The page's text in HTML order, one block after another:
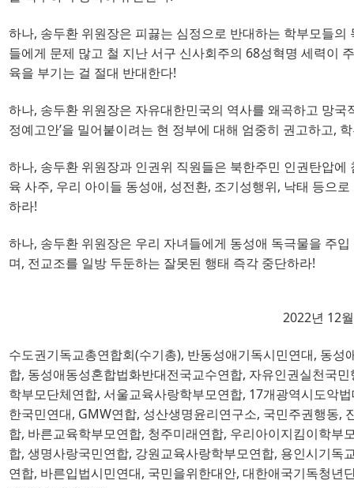
하나, 송두환 위원장은 피끓는 심정으로 반대하는 학부모들의
들에게 문제 많고 철 지난 서구 신사회주의 68성혁명 세력이
육을 부기는 걸 절대 반대한다!
하나, 송두환 위원장은 자유대한민국의 역사를 왜곡하고 망
정예고안’을 밀어붙이려는 현 정부에 대해 엄중히 권고하고,
하나, 송두환 위원장과 인권위 직원들은 북한주민 인권탄압
육 사주, 우리 아이들 동성애, 성전환, 조기성행위, 낙태 등으
하라!
하나, 송두환 위원장은 우리 자녀들에게 동성애 독극물을 주
며, 전교조를 일방 두둔하는 잘못된 행태 즉각 중단하라!
2022년 12
수도권기독교총연합회(수기총), 반동성애기독시민연대, 동성
합, 동성애동성혼합법화반대전국교수연합, 자유인권실천국민
학부모단체연합, 서울교육사랑학부모연합, 17개광역시도악
한국민연대, GMW연합, 성산생명윤리연구소, 국민주권행동,
합, 바른교육학부모연합, 청주미래연합, 우리아이지킴이학부
합, 생명사랑국민연합, 강원교육사랑학부모연합, 용인시기독
연합, 바른입법시민연대, 국민을위한대안, 대한애국기독청년